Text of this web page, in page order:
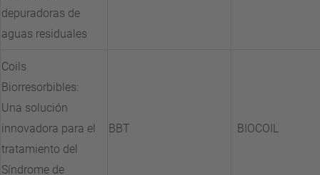
depuradoras de
aguas residuales
Coils
Biorresorbibles:
Una solución
innovadora para el
tratamiento del
Síndrome de
BBT BIOCOIL